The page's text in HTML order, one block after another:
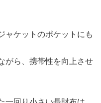
ャケットのポケットにも
がら、携帯性を向上させ